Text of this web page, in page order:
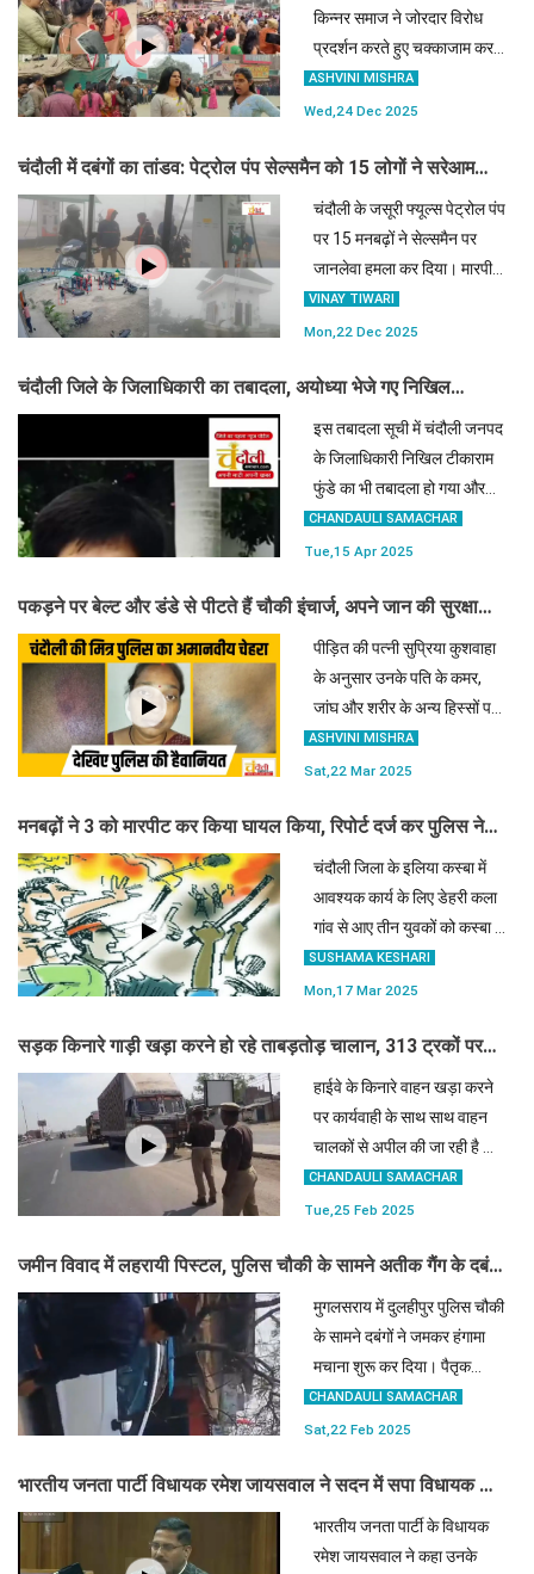
किन्नर समाज ने जोरदार विरोध
प्रदर्शन करते हुए चक्काजाम कर
दिया है। खुशबू किन्नर के घर पर
हुए बम हमले से नाराज किन्नरों ने
चलाने और कड़ी सजा की मां
ASHVINI MISHRA
Wed,24 Dec 2025
चंदौली में दबंगों का तांडव: पेट्रोल पंप सेल्समैन को 15 लोगों ने सरेआम
पीटा, रोंगटे खड़े कर देने वाला वीडियो वायरल चंदौली के जसूरी फ्यूल्स पेट्रोल पंप
पर 15 मनबढ़ों ने सेल्समैन पर
जानलेवा हमला कर दिया। मारपीट
की यह पूरी वारदात सीसीटीवी में
कैद हो गई है। पुलिस ने वायरल
जांच तेज कर दी
VINAY TIWARI
Mon,22 Dec 2025
चंदौली जिले के जिलाधिकारी का तबादला, अयोध्या भेजे गए निखिल
टीकाराम फुंडे
इस तबादला सूची में चंदौली जनपद
के जिलाधिकारी निखिल टीकाराम
फुंडे का भी तबादला हो गया और
उन्हें अयोध्या जिले का जिलाधिकारी
बना दिया गया है।
CHANDAULI SAMACHAR
Tue,15 Apr 2025
पकड़ने पर बेल्ट और डंडे से पीटते हैं चौकी इंचार्ज, अपने जान की सुरक्षा
स्वयं करिए
पीड़ित की पत्नी सुप्रिया कुशवाहा
के अनुसार उनके पति के कमर,
जांघ और शरीर के अन्य हिस्सों पर
चोट के निशान देखे जा सकते हैं।
चोट के कारण उन्हें रात भर नींद
ASHVINI MISHRA
Sat,22 Mar 2025
मनबढ़ों ने 3 को मारपीट कर किया घायल किया, रिपोर्ट दर्ज कर पुलिस ने
भेजा जेल
चंदौली जिला के इलिया कस्बा में
आवश्यक कार्य के लिए डेहरी कला
गांव से आए तीन युवकों को कस्बा के
ही दो मनबढ़ युवकों ने मारपीट कर
घायल कर दिया।
SUSHAMA KESHARI
Mon,17 Mar 2025
सड़क किनारे गाड़ी खड़ा करने हो रहे ताबड़तोड़ चालान, 313 ट्रकों पर
एक्शन
हाईवे के किनारे वाहन खड़ा करने
पर कार्यवाही के साथ साथ वाहन
चालकों से अपील की जा रही है कि
वे अपनी गाड़ियों को केवल सर्विस
लेन या पार्किंग जोन में ही खड़ा
CHANDAULI SAMACHAR
Tue,25 Feb 2025
जमीन विवाद में लहरायी पिस्टल, पुलिस चौकी के सामने अतीक गैंग के दबंगों
की गुंडई
मुगलसराय में दुलहीपुर पुलिस चौकी
के सामने दबंगों ने जमकर हंगामा
मचाना शुरू कर दिया। पैतृक
जमीन पर बाउंड्रीवॉल बना रहे
व्यक्ति और उसके भतीजे पर जब
किया तो वहां पर हंग
CHANDAULI SAMACHAR
Sat,22 Feb 2025
भारतीय जनता पार्टी विधायक रमेश जायसवाल ने सदन में सपा विधायक को
लताड़ा, देखें वीडियो
भारतीय जनता पार्टी के विधायक
रमेश जायसवाल ने कहा उनके